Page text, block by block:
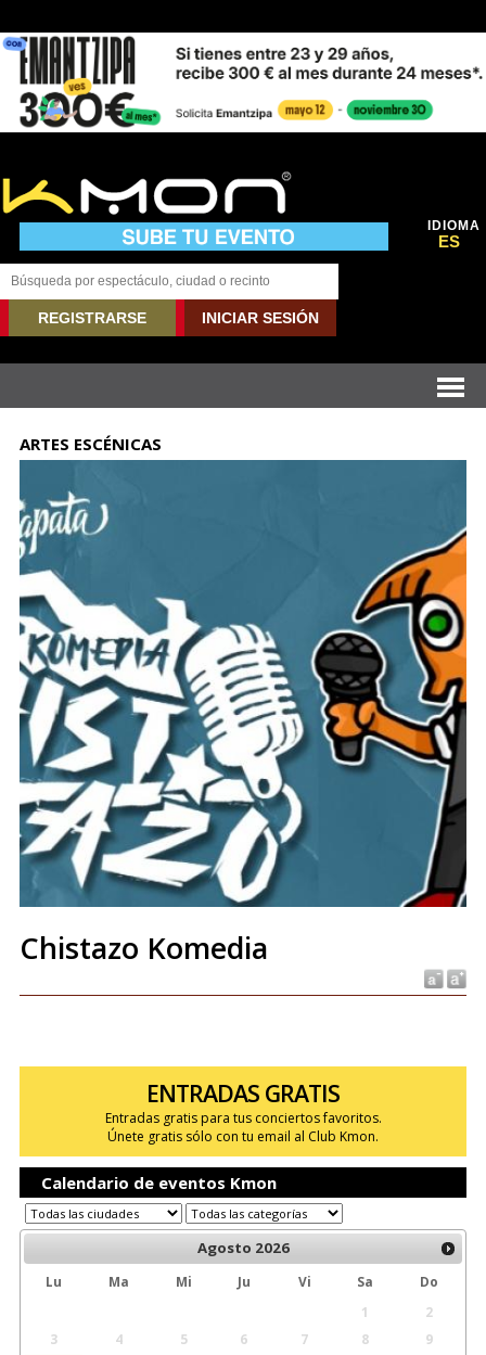
IDIOMA
ES
REGISTRARSE INICIAR SESIÓN
ARTES ESCÉNICAS
Chistazo Komedia
ENTRADAS GRATIS
Entradas gratis para tus conciertos favoritos.
Únete gratis sólo con tu email al Club Kmon.
Calendario de eventos Kmon
Agosto 2026
Lu Ma Mi Ju Vi Sa
Do
1
2
3
4 5 6 7 8
9